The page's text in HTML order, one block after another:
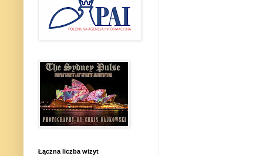
Łączna liczba wizyt